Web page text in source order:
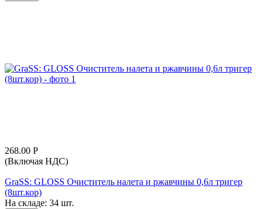
268.00 Р
(Включая НДС)
GraSS: GLOSS Очиститель налета и ржавчины 0,6л тригер
(8шт.кор)
На складе: 34 шт.